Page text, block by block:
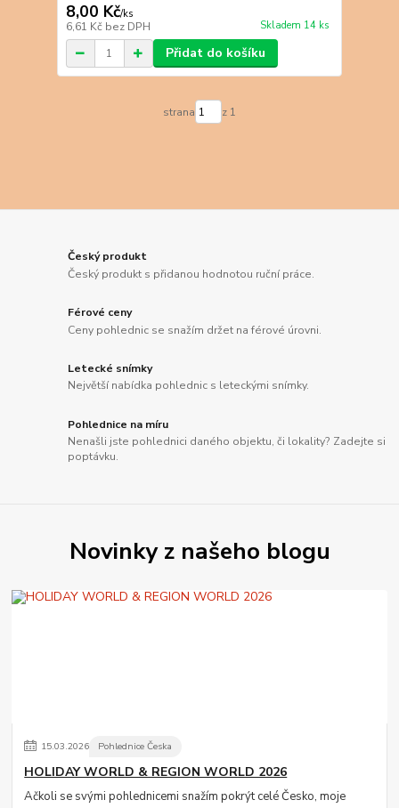
8,00 Kč/ks
6,61 Kč bez DPH Skladem 14 ks
Přidat do košíku
strana z 1
Český produkt
Český produkt s přidanou hodnotou ruční práce.
Férové ceny
Ceny pohlednic se snažím držet na férové úrovni.
Letecké snímky
Největší nabídka pohlednic s leteckými snímky.
Pohlednice na míru
Nenašli jste pohlednici daného objektu, či lokality? Zadejte si
poptávku.
Novinky z našeho blogu
15.03.2026 Pohlednice Česka
HOLIDAY WORLD & REGION WORLD 2026
Ačkoli se svými pohlednicemi snažím pokrýt celé Česko, moje